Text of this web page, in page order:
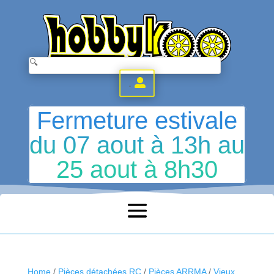
.
Fermeture estivale
du 07 aout à 13h au
25 aout à 8h30
Home/ Pièces détachées RC/ Pièces ARRMA/ Vieux